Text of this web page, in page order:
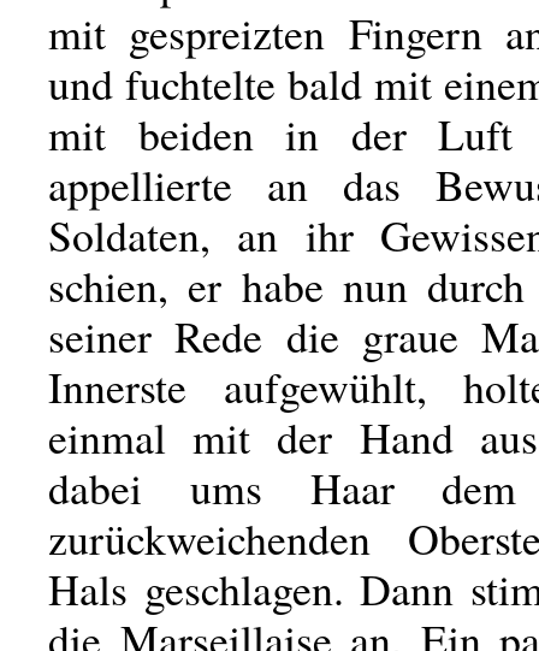
mit gespreizten Fingern
und fuchtelte bald mit
mit beiden in der Luft
appellierte an das
Soldaten, an ihr
schien, er habe nun
seiner Rede die graue
Innerste aufgewühlt,
einmal mit der Hand
dabei ums Haar dem
zurückweichenden
Hals geschlagen. Dann